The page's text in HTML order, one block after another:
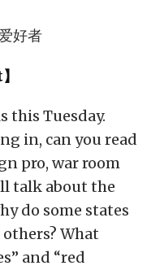
好者
this Tuesday.
in, can you read
pro, war room
talk about the
do some states
What
and “red